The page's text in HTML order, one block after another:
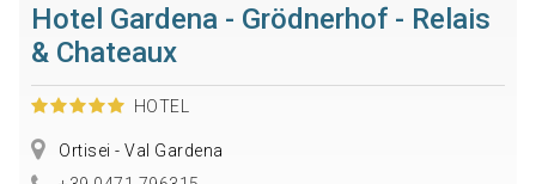
Hotel Gardena - Grödnerhof - Relais
& Chateaux
HOTEL
Ortisei - Val Gardena